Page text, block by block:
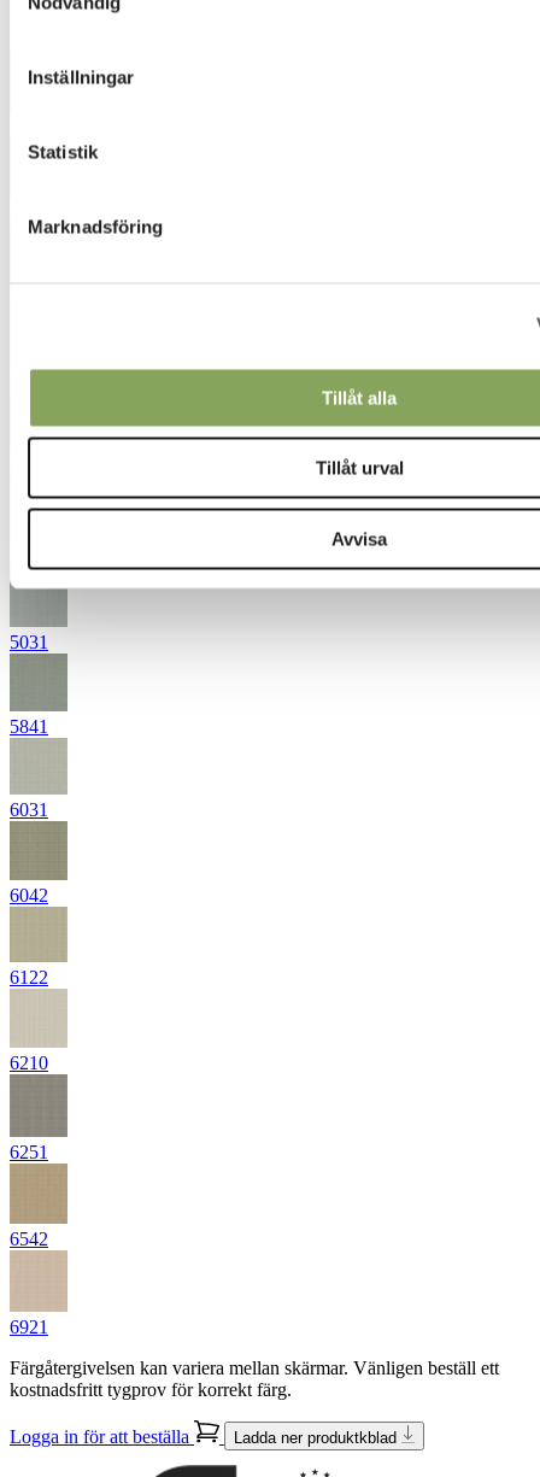
Inställningar
Statistik
Marknadsföring
Tillåt alla
Tillåt urval
Avvisa
Annie Lee Jönsson
5031
5841
6031
6042
6122
6210
6251
6542
6921
Färgåtergivelsen kan variera mellan skärmar. Vänligen beställ ett
kostnadsfritt tygprov för korrekt färg.
Logga in för att beställa Ladda ner produktkblad